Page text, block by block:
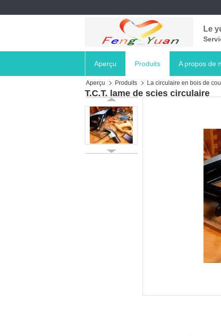
Le
Aperçu Produits A propos de
Aperçu Produits La circulaire en bois de
T.C.T. lame de scies circulaire